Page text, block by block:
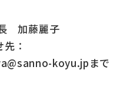
加藤麗子
：
koyu.jpまで